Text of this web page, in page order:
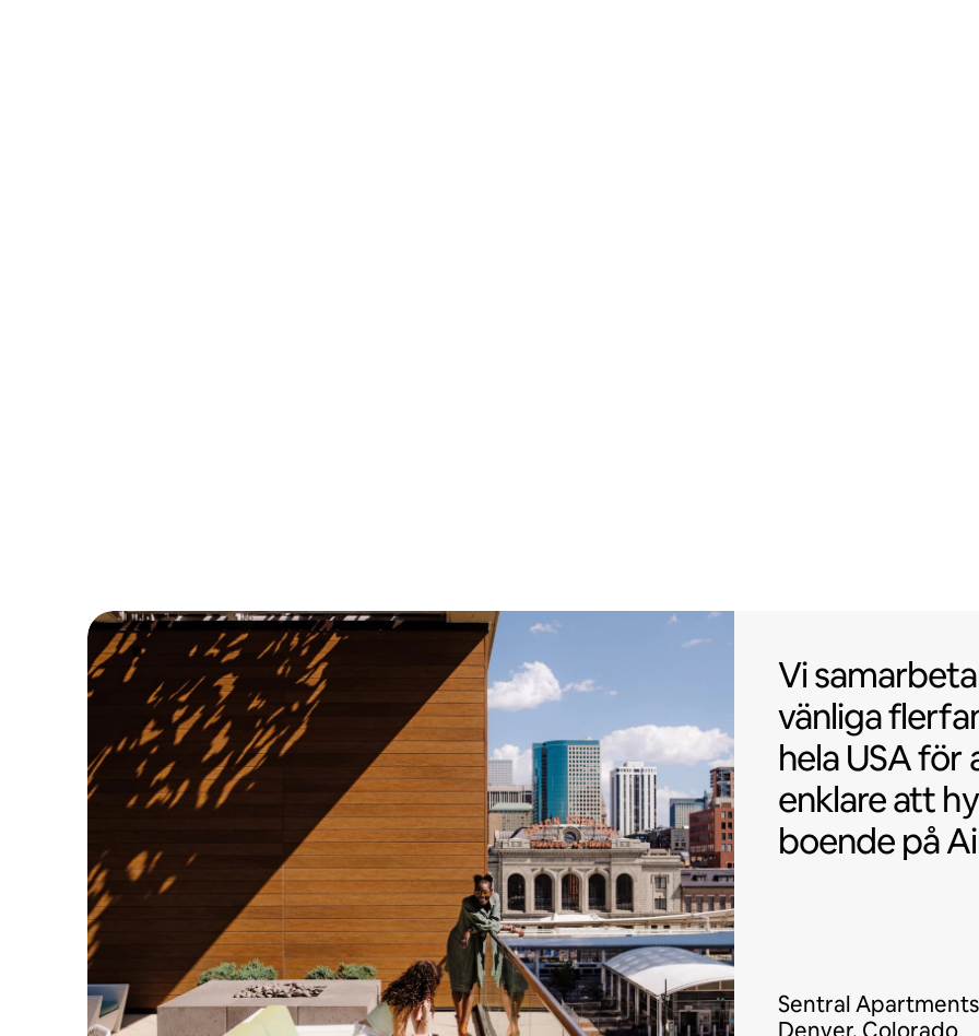
Vi
Vi
vänliga
hela USA
enklare att
boende på
Sentral Apartments